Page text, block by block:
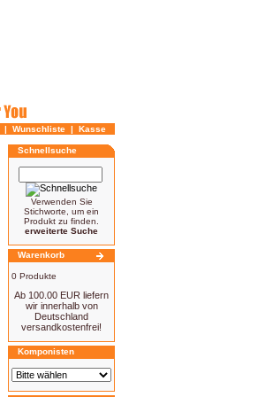
| Wunschliste | Kasse
Schnellsuche
Verwenden Sie
Stichworte, um ein
Produkt zu finden.
erweiterte Suche
Warenkorb
0 Produkte
Ab 100.00 EUR liefern
wir innerhalb von
Deutschland
versandkostenfrei!
Komponisten